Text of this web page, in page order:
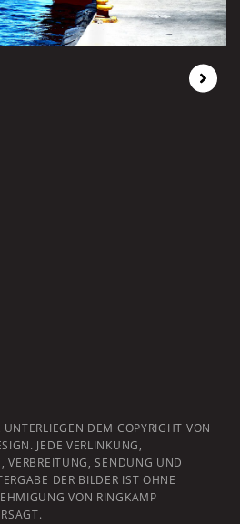
DEM COPYRIGHT VON
JEDE VERLINKUNG,
VERBREITUNG, SENDUNG UND
DER BILDER IST OHNE
VON RINGKAMP